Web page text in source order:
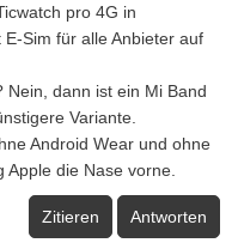
pro 4G in
Sim für alle Anbieter auf
Nein, dann ist ein Mi Band
Variante.
Android Wear und ohne
Apple die Nase vorne.
Zitieren Antworten